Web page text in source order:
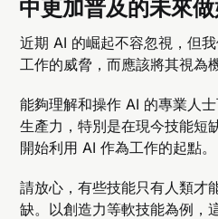
中更加普及的未來
近期 AI 的崛起不容忽視，但
工作的威脅，而應該將其視為
能夠理解和操作 AI 的專業人
生產力，特別是在現今技能短
開始利用 AI 作為工作的起點。
請放心，有些技能只有人類才
缺。以創造力等軟技能為例，